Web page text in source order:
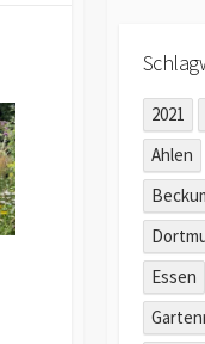
2021
Ahlen
Essen